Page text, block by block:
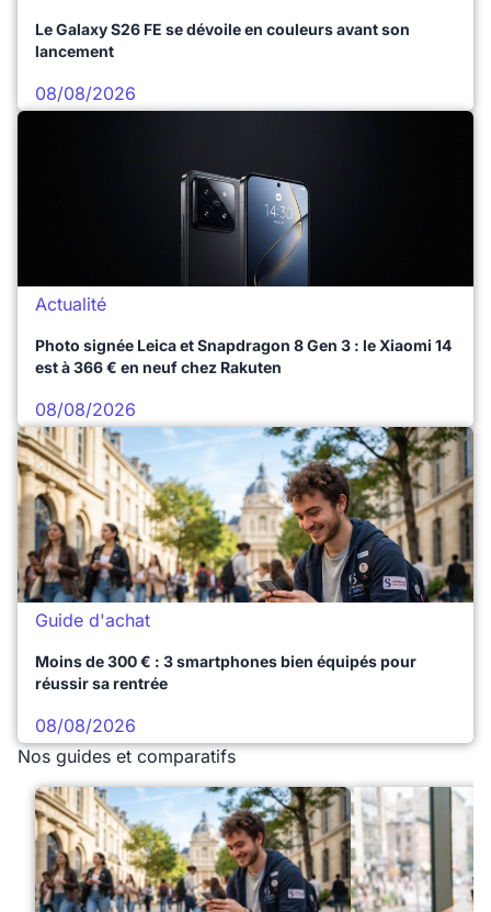
Le Galaxy S26 FE se dévoile en couleurs avant son
lancement
08/08/2026
Actualité
Photo signée Leica et Snapdragon 8 Gen 3 : le Xiaomi 14
est à 366 € en neuf chez Rakuten
08/08/2026
Guide d'achat
Moins de 300 € : 3 smartphones bien équipés pour
réussir sa rentrée
08/08/2026
Nos guides et comparatifs